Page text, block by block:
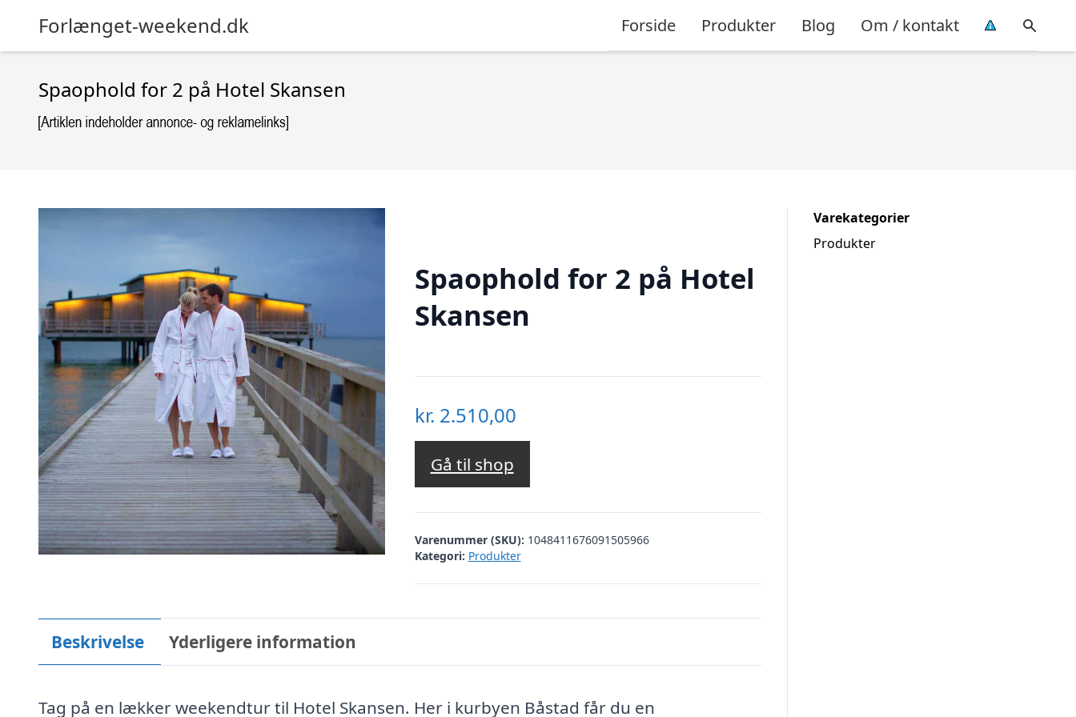
Forlænget-weekend.dk Forside Produkter Blog Om / kontakt
Spaophold for 2 på Hotel Skansen
Spaophold for 2 på Hotel
Skansen
kr. 2.510,00
Gå til shop
Varenummer (SKU): 1048411676091505966
Kategori: Produkter
Beskrivelse Yderligere information
Tag på en lækker weekendtur til Hotel Skansen. Her i kurbyen Båstad får du en
Varekategorier
Produkter